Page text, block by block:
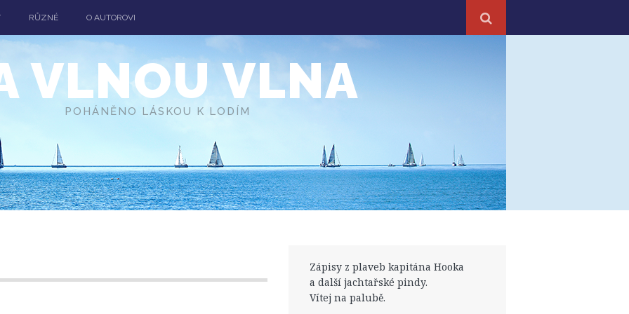
RŮZNÉ O AUTOROVI
VLNOU VLNA
POHÁNĚNO LÁSKOU K LODÍM
Zápisy z plaveb kapitána Hooka
a další jachtařské pindy.
Vítej na palubě.